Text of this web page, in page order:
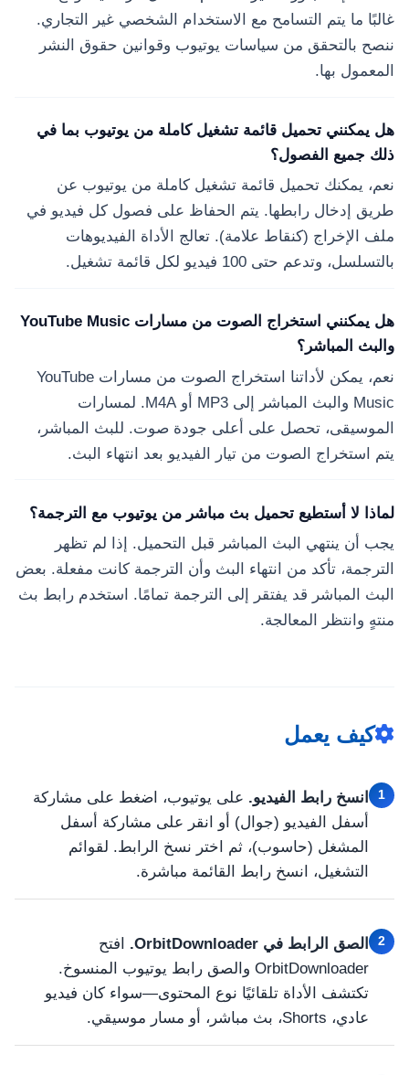
غالبًا ما يتم التسامح مع الاستخدام الشخصي غير التجاري.
ننصح بالتحقق من سياسات يوتيوب وقوانين حقوق النشر
المعمول بها.
هل يمكنني تحميل قائمة تشغيل كاملة من يوتيوب بما في
ذلك جميع الفصول؟
نعم، يمكنك تحميل قائمة تشغيل كاملة من يوتيوب عن
طريق إدخال رابطها. يتم الحفاظ على فصول كل فيديو في
ملف الإخراج (كنقاط علامة). تعالج الأداة الفيديوهات
بالتسلسل، وتدعم حتى 100 فيديو لكل قائمة تشغيل.
هل يمكنني استخراج الصوت من مسارات YouTube Music
والبث المباشر؟
نعم، يمكن لأداتنا استخراج الصوت من مسارات YouTube
Music والبث المباشر إلى MP3 أو M4A. لمسارات
الموسيقى، تحصل على أعلى جودة صوت. للبث المباشر،
يتم استخراج الصوت من تيار الفيديو بعد انتهاء البث.
لماذا لا أستطيع تحميل بث مباشر من يوتيوب مع الترجمة؟
يجب أن ينتهي البث المباشر قبل التحميل. إذا لم تظهر
الترجمة، تأكد من انتهاء البث وأن الترجمة كانت مفعلة. بعض
البث المباشر قد يفتقر إلى الترجمة تمامًا. استخدم رابط بث
منتهٍ وانتظر المعالجة.
كيف يعمل
1 انسخ رابط الفيديو. على يوتيوب، اضغط على مشاركة
أسفل الفيديو (جوال) أو انقر على مشاركة أسفل
المشغل (حاسوب)، ثم اختر نسخ الرابط. لقوائم
التشغيل، انسخ رابط القائمة مباشرة.
2 الصق الرابط في OrbitDownloader.
افتح
OrbitDownloader والصق رابط يوتيوب المنسوخ.
تكتشف الأداة تلقائيًا نوع المحتوى—سواء كان فيديو
عادي، Shorts، بث مباشر، أو مسار موسيقي.